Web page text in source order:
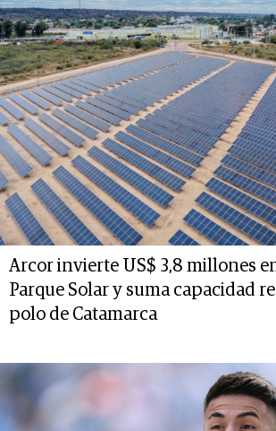
Arcor invierte US$ 3,8 millones
Parque Solar y suma capacidad
polo de Catamarca